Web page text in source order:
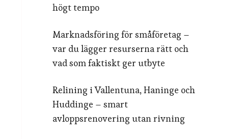
högt tempo
Marknadsföring för småföretag –
var du lägger resurserna rätt och
vad som faktiskt ger utbyte
Relining i Vallentuna, Haninge och
Huddinge – smart
avloppsrenovering utan rivning